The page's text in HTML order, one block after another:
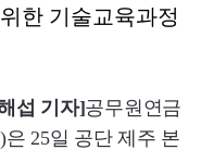
한 기술교육과정
섭 기자]공무원연금
은 25일 공단 제주 본